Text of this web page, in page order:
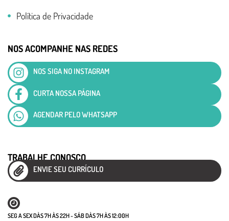
Política de Privacidade
NOS ACOMPANHE NAS REDES
NOS SIGA NO INSTAGRAM
CURTA NOSSA PÁGINA
AGENDAR PELO WHATSAPP
SEG A SEX DÀS 7H ÀS 22H - SÁB DÀS 7H ÀS 12:00H
TRABALHE CONOSCO
ENVIE SEU CURRÍCULO